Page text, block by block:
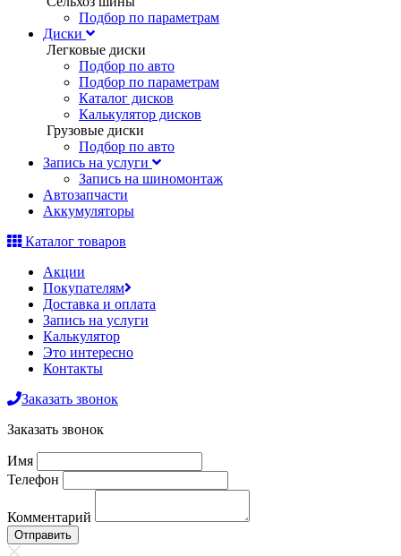
Подбор по параметрам
Диски
Легковые диски
Подбор по авто
Подбор по параметрам
Каталог дисков
Калькулятор дисков
Грузовые диски
Подбор по авто
Запись на услуги
Запись на шиномонтаж
Автозапчасти
Аккумуляторы
Каталог товаров
Акции
Покупателям
Доставка и оплата
Запись на услуги
Калькулятор
Это интересно
Контакты
Заказать звонок
Заказать звонок
Имя
Телефон
Комментарий
Отправить